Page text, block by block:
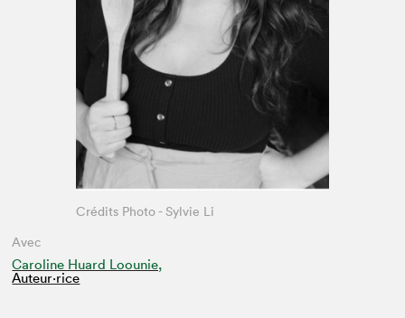
Avec
Caroline Huard Loounie,
Auteur·rice
Crédits Photo - Sylvie Li